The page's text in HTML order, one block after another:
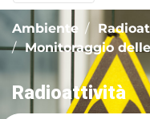
Ambiente
Monitoraggio
Radioattività